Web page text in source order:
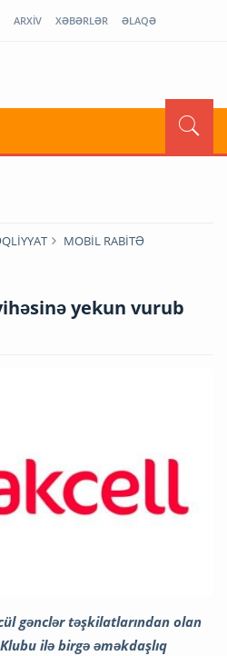
ARXİV XƏBƏRLƏR ƏLAQƏ
MOBİL RABİTƏ
yekun vurub
gənclər təşkilatlarından olan
ilə birgə əməkdaşlıq